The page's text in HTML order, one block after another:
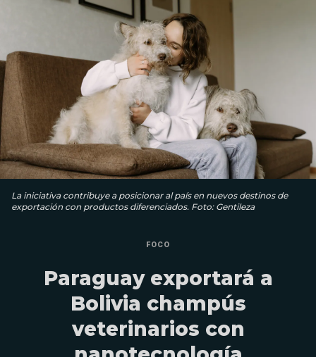
La iniciativa contribuye a posicionar al país en nuevos destinos de
exportación con productos diferenciados. Foto: Gentileza
FOCO
Paraguay exportará a
Bolivia champús
veterinarios con